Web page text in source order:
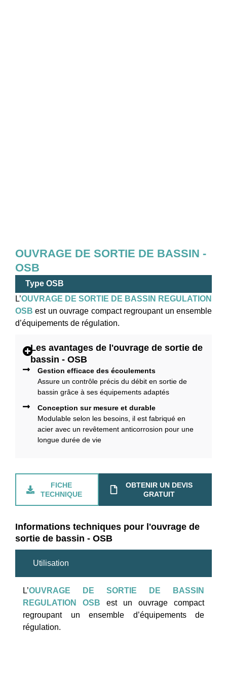
OUVRAGE DE SORTIE DE BASSIN -
OSB
Type OSB
L’OUVRAGE DE SORTIE DE BASSIN REGULATION
OSB est un ouvrage compact regroupant un ensemble
d’équipements de régulation.
Les avantages de l'ouvrage de sortie de
bassin - OSB
Gestion efficace des écoulements
Assure un contrôle précis du débit en sortie de
bassin grâce à ses équipements adaptés
Conception sur mesure et durable
Modulable selon les besoins, il est fabriqué en
acier avec un revêtement anticorrosion pour une
longue durée de vie
FICHE
TECHNIQUE
OBTENIR UN DEVIS
GRATUIT
Informations techniques pour l'ouvrage de
sortie de bassin - OSB
Utilisation
L’OUVRAGE DE SORTIE DE BASSIN
REGULATION OSB est un ouvrage compact
regroupant un ensemble d’équipements de
régulation.